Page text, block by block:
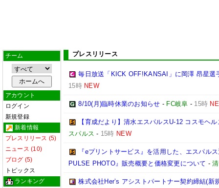
チーム
アカウント
ログイン
新規登録
新着情報
プレスリリース (5)
ニュース (10)
ブログ (5)
トピックス
ランキング
プレスリリース
毎日放送「KICK OFF!KANSAI」に岡澤 昂星選
15時 NEW
8/10(月)臨時休業のお知らせ - FC岐阜 - 15時
【育成だより】清水エスパルスU-12 コスモヘ
スパルス - 15時 NEW
『eプリントサービス』を活用した、エスパル
PULSE PHOTO』販売概要と価格変更について -
株式会社Her’s アシストパートナー契約締結(新